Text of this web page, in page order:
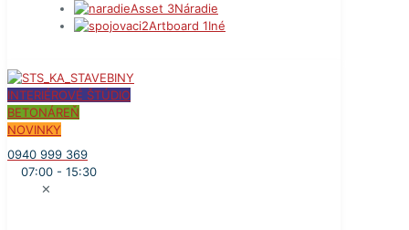
Náradie
Iné
INTERIÉROVÉ ŠTÚDIO
BETONÁREŇ
NOVINKY
0940 999 369
07:00 - 15:30
✕